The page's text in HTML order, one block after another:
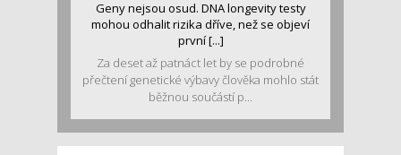
Geny nejsou osud. DNA longevity testy
mohou odhalit rizika dříve, než se objeví
první [...]
Za deset až patnáct let by se podrobné
přečtení genetické výbavy člověka mohlo stát
běžnou součástí p...